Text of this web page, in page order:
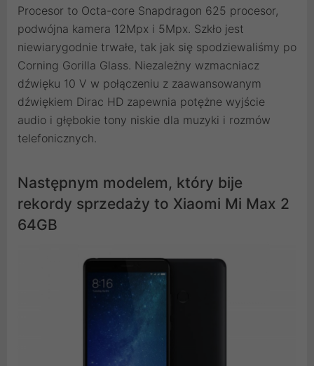
Procesor to Octa-core Snapdragon 625 procesor,
podwójna kamera 12Mpx i 5Mpx. Szkło jest
niewiarygodnie trwałe, tak jak się spodziewaliśmy po
Corning Gorilla Glass. Niezależny wzmacniacz
dźwięku 10 V w połączeniu z zaawansowanym
dźwiękiem Dirac HD zapewnia potężne wyjście
audio i głębokie tony niskie dla muzyki i rozmów
telefonicznych.
Następnym modelem, który bije
rekordy sprzedaży to Xiaomi Mi Max 2
64GB